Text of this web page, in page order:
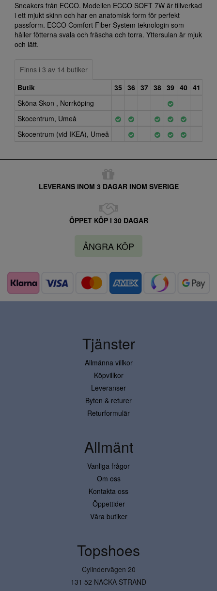
Sneakers från ECCO. Modellen ECCO SOFT 7W är tillverkad
i ett mjukt skinn och har en anatomisk form för perfekt
passform. ECCO Comfort Fiber System teknologin som
håller fötterna svala och fräscha och torra. Yttersulan är mjuk
och lätt.
Finns i 3 av 14 butiker
Butik
35 36 37 38 39 40 41
Sköna Skon , Norrköping
Skocentrum, Umeå
Skocentrum (vid IKEA), Umeå
LEVERANS INOM 3 DAGAR INOM SVERIGE
ÖPPET KÖP I 30 DAGAR
ÅNGRA KÖP
Tjänster
Allmänna villkor
Köpvillkor
Leveranser
Byten & returer
Returformulär
Allmänt
Vanliga frågor
Om oss
Kontakta oss
Öppettider
Våra butiker
Topshoes
Cylindervägen 20
131 52 NACKA STRAND